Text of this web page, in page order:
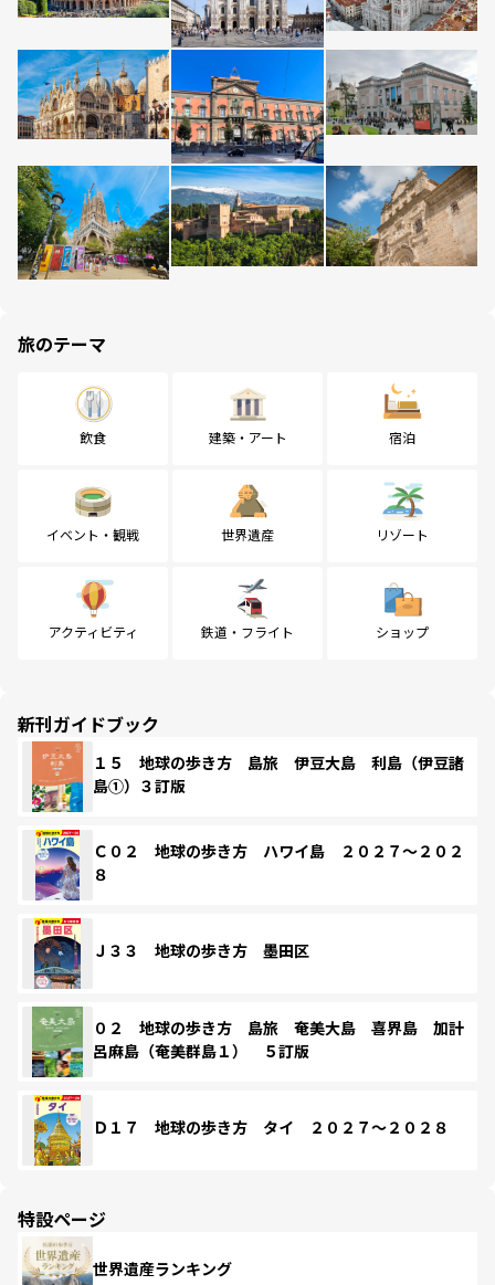
旅のテーマ
飲食 建築・アート 宿泊
イベント・観戦 世界遺産 リゾート
アクティビティ 鉄道・フライト ショップ
新刊ガイドブック
１５ 地球の歩き方 島旅 伊豆大島 利島（伊豆諸
島①）３訂版
Ｃ０２ 地球の歩き方 ハワイ島 ２０２７～２０２
８
Ｊ３３ 地球の歩き方 墨田区
０２ 地球の歩き方 島旅 奄美大島 喜界島 加計
呂麻島（奄美群島１） ５訂版
Ｄ１７ 地球の歩き方 タイ ２０２７～２０２８
特設ページ
世界遺産ランキング